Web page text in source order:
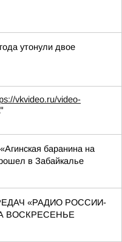
утонули двое
vkvideo.ru/video-
баранина на
в Забайкалье
«РАДИО РОССИИ-
ВОСКРЕСЕНЬЕ